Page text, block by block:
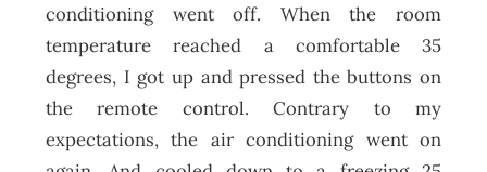
conditioning went off. When the room
temperature reached a comfortable 35
degrees, I got up and pressed the buttons on
the remote control. Contrary to my
expectations, the air conditioning went on